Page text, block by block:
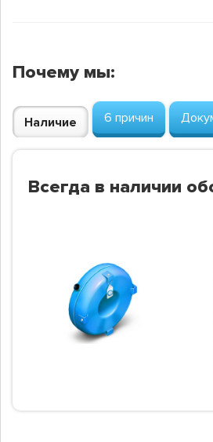
Почему мы:
Наличие 6 причин
Всегда в наличии